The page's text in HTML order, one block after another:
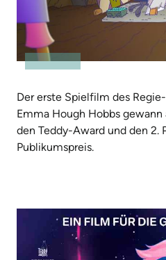
Der erste Spielfilm des
Emma Hough Hobbs
den Teddy-­Award und den 2.
Publikumspreis.